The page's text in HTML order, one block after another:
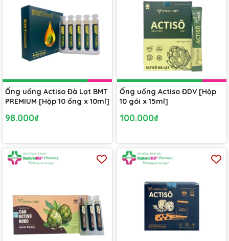
Ống uống Actiso Đà Lạt BMT
PREMIUM [Hộp 10 ống x 10ml]
98.000₫
Ống uống Actiso ĐDV [Hộp
10 gói x 15ml]
100.000₫